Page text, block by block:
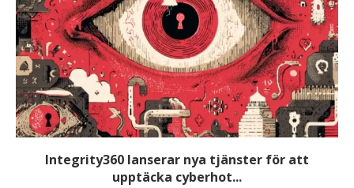
Integrity360 lanserar nya tjänster för att
upptäcka cyberhot...